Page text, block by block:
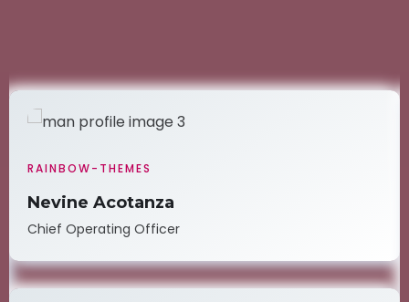
RAINBOW-THEMES
Nevine Acotanza
Chief Operating Officer